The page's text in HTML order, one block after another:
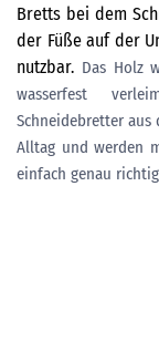
Bretts bei dem
der Füße auf der
nutzbar. Das Holz
wasserfest
Schneidebretter aus
Alltag und werden
einfach genau